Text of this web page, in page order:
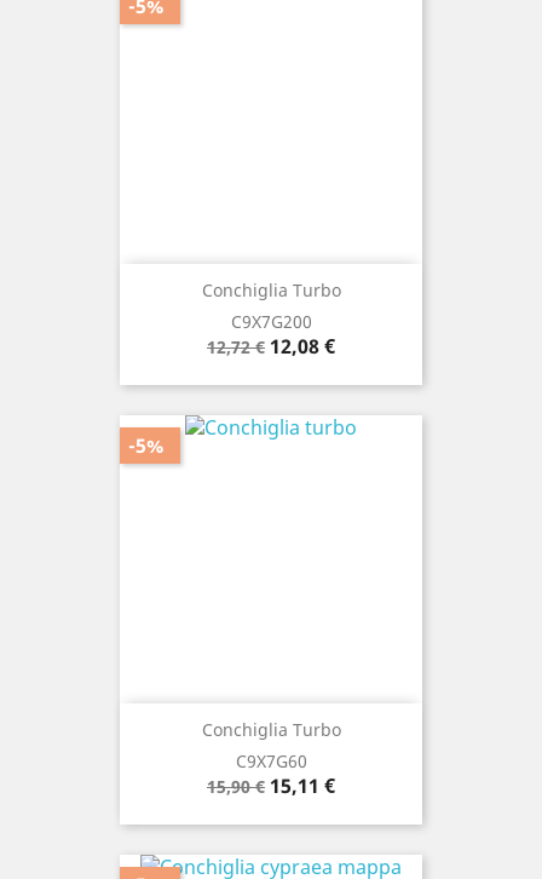
Conchiglia Turbo
C9X7G200
Prezzo
12,72 € Prezzo
12,08 €
-5%
Conchiglia Turbo
C9X7G60
Prezzo
15,90 € Prezzo
15,11 €
-5%